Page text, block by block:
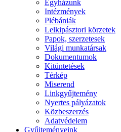
Egyházunk
Intézmények
Plébániák
Lelkipásztori körzetek
Papok, szerzetesek
Világi munkatársak
Dokumentumok
Kitüntetések
Térkép
Miserend
Linkgyűjtemény
Nyertes pályázatok
Közbeszerzés
Adatvédelem
Gyűjteményeink